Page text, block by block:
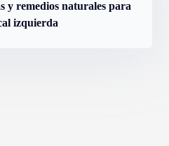
y remedios naturales para
izquierda